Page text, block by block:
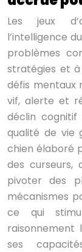
Les jeux
l’intelligence
problèmes
stratégies et
défis mentaux
vif, alerte et
déclin cognitif
qualité de vie
chien élaboré
des curseurs,
pivoter des
mécanismes
ce qui
ses